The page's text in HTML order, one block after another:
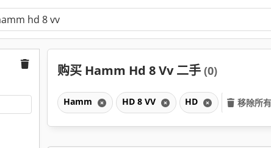
购买 Hamm Hd 8 Vv 二手 (0)
Hamm HD 8 VV HD 移除所